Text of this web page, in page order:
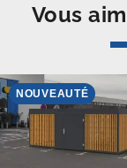
Vous
NOUVEAUTÉ